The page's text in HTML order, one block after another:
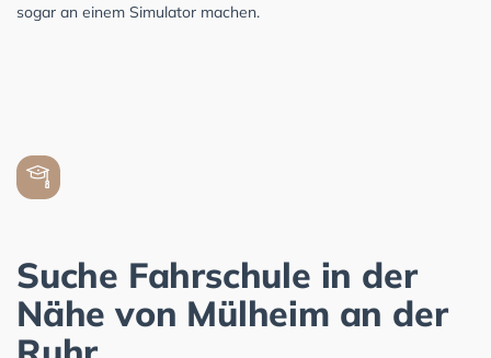
sogar an einem Simulator machen.
Suche Fahrschule in der
Nähe von Mülheim an der